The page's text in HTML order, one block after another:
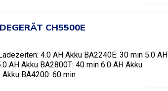
CH5500E
4.0 AH Akku BA2240E: 30 min 5.0 AH
AH Akku BA2800T: 40 min 6.0 AH Akku
BA4200: 60 min